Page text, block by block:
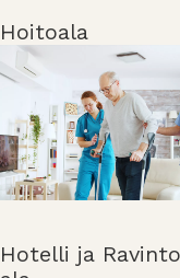
Hoitoala
Hotelli ja